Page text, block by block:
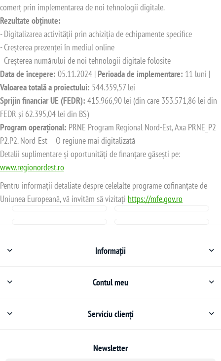
comerț prin implementarea de noi tehnologii digitale.
Rezultate obținute:
- Digitalizarea activității prin achiziția de echipamente specifice
- Creșterea prezenței în mediul online
- Creșterea numărului de noi tehnologii digitale folosite
Data de începere: 05.11.2024 | Perioada de implementare: 11 luni |
Valoarea totală a proiectului: 544.359,57 lei
Sprijin financiar UE (FEDR): 415.966,90 lei (din care 353.571,86 lei din
FEDR și 62.395,04 lei din BS)
Program operațional: PRNE Program Regional Nord-Est, Axa PRNE_P2
P2.P2. Nord-Est – O regiune mai digitalizată
Detalii suplimentare și oportunități de finanțare găsești pe:
www.regionordest.ro
Pentru informații detaliate despre celelalte programe cofinanțate de
Uniunea Europeană, vă invităm să vizitați https://mfe.gov.ro
Informații
Contul meu
Serviciu clienți
Newsletter